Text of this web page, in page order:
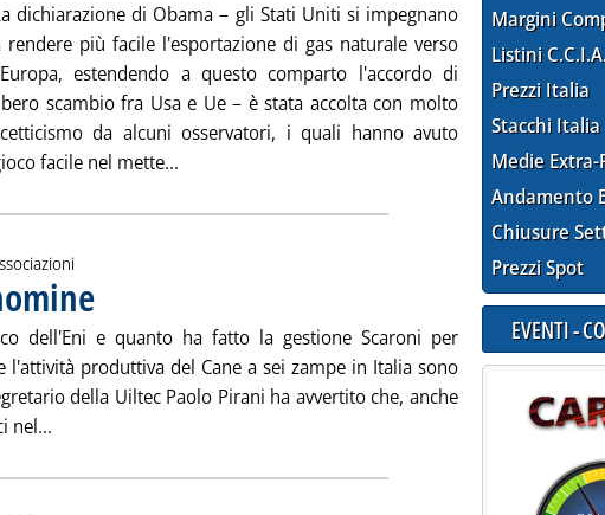
dichiarazione di Obama – gli Stati Uniti si impegnano
rendere più facile l'esportazione di gas naturale verso
estendendo a questo comparto l'accordo di
scambio fra Usa e Ue – è stata accolta con molto
da alcuni osservatori, i quali hanno avuto
facile nel mette... Leggi tutta la notizia: 'L'autogol di Putin'
dell'Eni e quanto ha fatto la gestione Scaroni per
l'attività produttiva del Cane a sei zampe in Italia sono
della Uiltec Paolo Pirani ha avvertito che, anche
nel...
Margini
Listini
Prezzi Italia
Stacchi Italia
Medie Extra-
Andamento
Chiusure
Prezzi Spot
EVENTI -